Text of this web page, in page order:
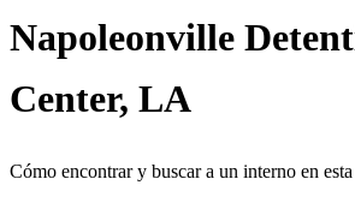
Napoleonville
Center, LA
Cómo encontrar y buscar a un interno en